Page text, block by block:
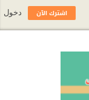
اشترك الآن دخول